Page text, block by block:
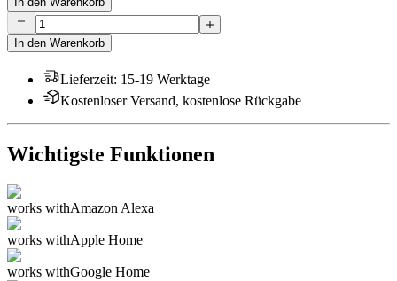
In den Warenkorb
Lieferzeit: 15-19 Werktage
Kostenloser Versand, kostenlose Rückgabe
Wichtigste Funktionen
works withAmazon Alexa
works withApple Home
works withGoogle Home